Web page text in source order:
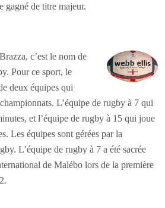
gagné de titre majeur.
c’est le nom de
Pour ce sport, le
deux équipes qui
L’équipe de rugby à 7 qui
et l’équipe de rugby à 15 qui joue
Les équipes sont gérées par la
L’équipe de rugby à 7 a été sacrée
de Malébo lors de la première